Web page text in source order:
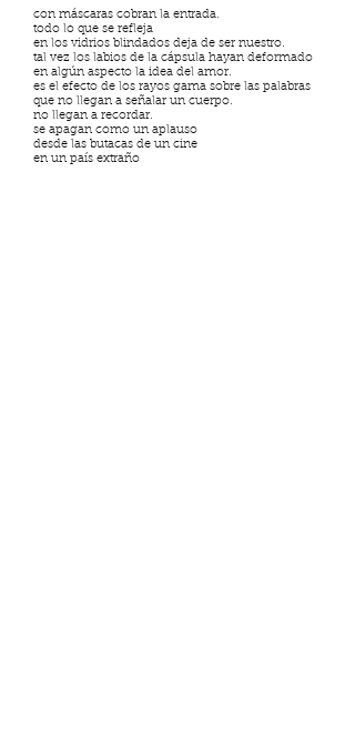
con máscaras cobran la entrada.
todo lo que se refleja
en los vidrios blindados deja de ser nuestro.
tal vez los labios de la cápsula hayan deformado
en algún aspecto la idea del amor.
es el efecto de los rayos gama sobre las palabras
que no llegan a señalar un cuerpo.
no llegan a recordar.
se apagan como un aplauso
desde las butacas de un cine
en un país extraño